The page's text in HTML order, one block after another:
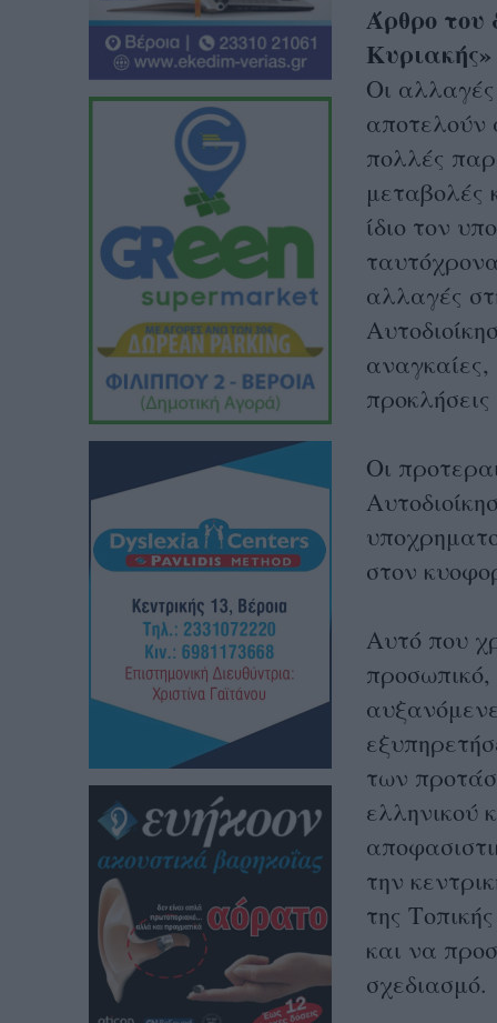
Άρθρο
Κυριακής»
Οι
αποτελούν
πολλές
μεταβολές
ίδιο τον
αλλαγές
αναγκαίες,
Οι
στον
Αυτό που
προσωπικό,
των
ελληνικού
την
της
και να
σχεδιασμό.